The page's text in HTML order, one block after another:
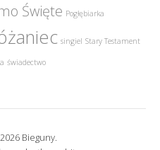
Święte Pogłębiarka
singiel Stary Testament
świadectwo
Bieguny.